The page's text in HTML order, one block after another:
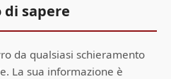
sapere
da qualsiasi schieramento
La sua informazione è